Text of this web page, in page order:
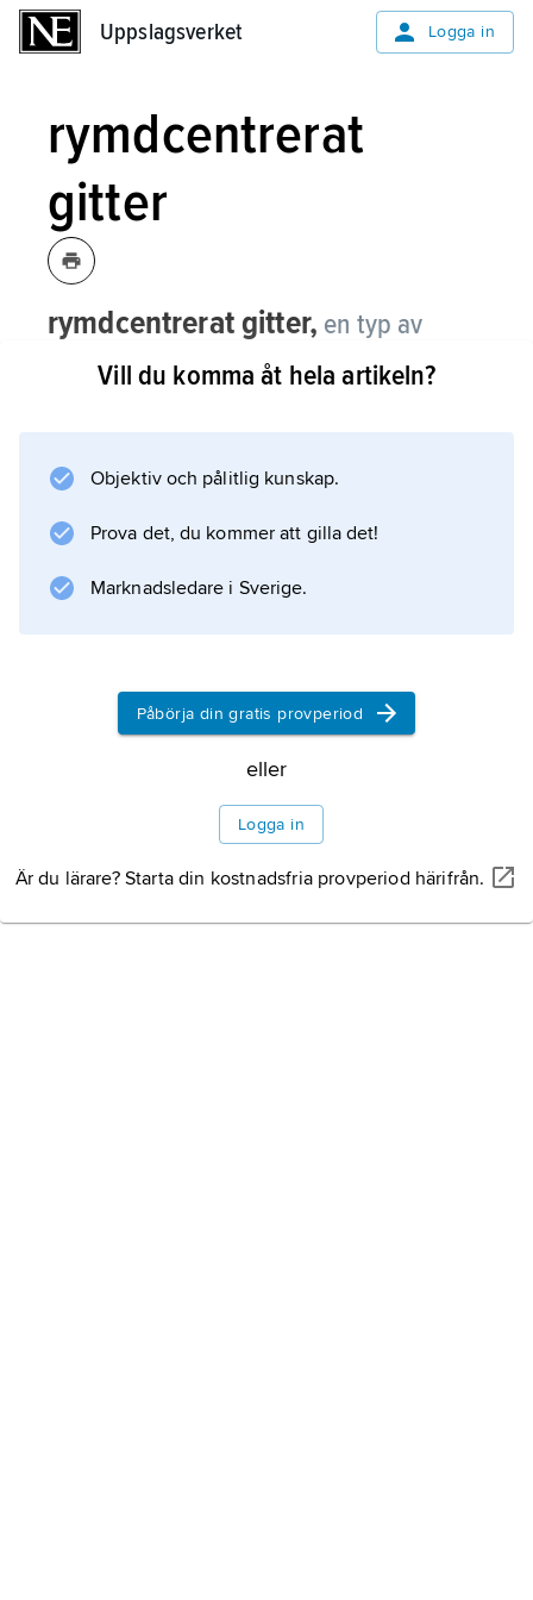
Uppslagsverket Logga in
rymdcentrerat
gitter
rymdcentrerat gitter, en typ av
tredimensionellt punktgitter som
används för att beskriva strukturer i de
kristallsystemen.
I ett rymdcentrerat gitter väljs enhetscellen så
att cellen har gitterpunkter både i hörnen och
i centrum, se
Information om artikeln
Vill du komma åt hela artikeln?
Objektiv och pålitlig kunskap.
Prova det, du kommer att gilla det!
Marknadsledare i Sverige.
Påbörja din gratis provperiod
eller
Logga in
Är du lärare? Starta din kostnadsfria provperiod härifrån.